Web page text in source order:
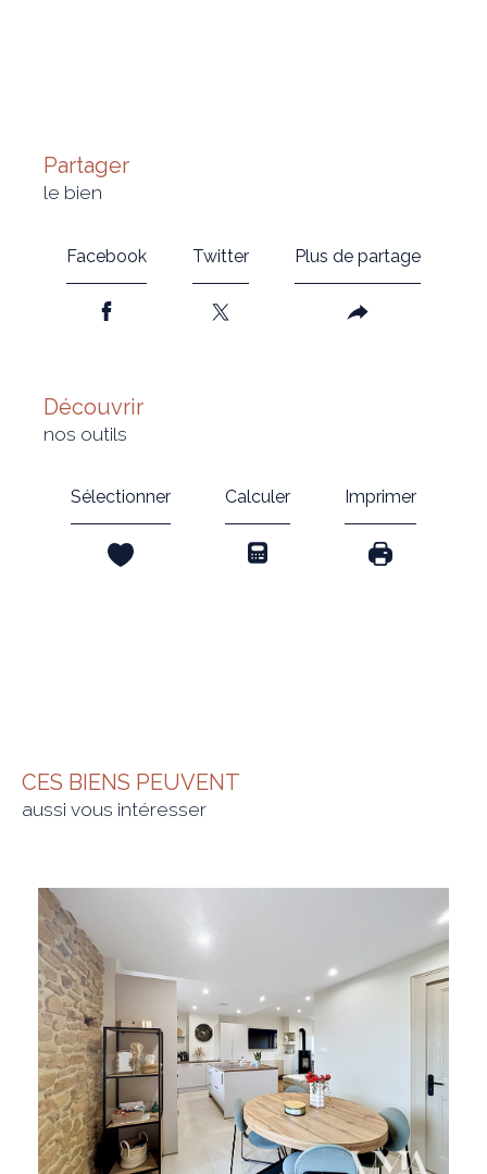
partager
le bien
Facebook Twitter Plus de partage
découvrir
nos outils
Sélectionner Calculer Imprimer
CES BIENS PEUVENT
aussi vous intéresser